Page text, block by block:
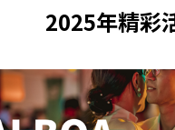
2025年精彩